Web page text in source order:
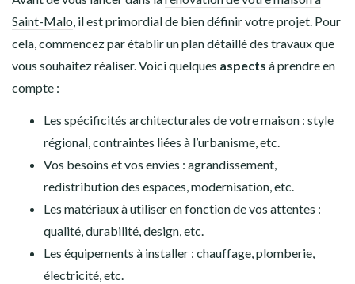
Saint-Malo, il est primordial de bien définir votre projet. Pour
cela, commencez par établir un plan détaillé des travaux que
vous souhaitez réaliser. Voici quelques aspects à prendre en
compte :
Les spécificités architecturales de votre maison : style
régional, contraintes liées à l’urbanisme, etc.
Vos besoins et vos envies : agrandissement,
redistribution des espaces, modernisation, etc.
Les matériaux à utiliser en fonction de vos attentes :
qualité, durabilité, design, etc.
Les équipements à installer : chauffage, plomberie,
électricité, etc.